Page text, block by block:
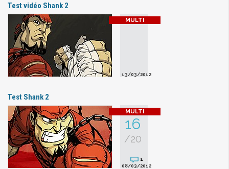
Test vidéo Shank 2
13/03/2012
Test Shank 2
16
/20
1
08/03/2012